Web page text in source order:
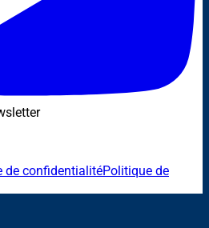
de confidentialitéPolitique de